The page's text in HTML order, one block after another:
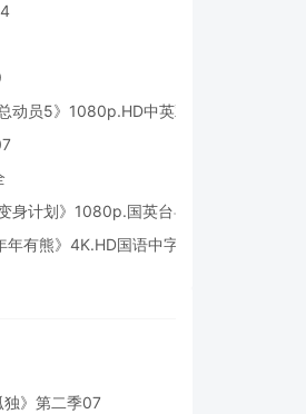
动员5》1080p.HD中英双字
身计划》1080p.国英台粤四语.BD中英双
年有熊》4K.HD国语中字
独》第二季07